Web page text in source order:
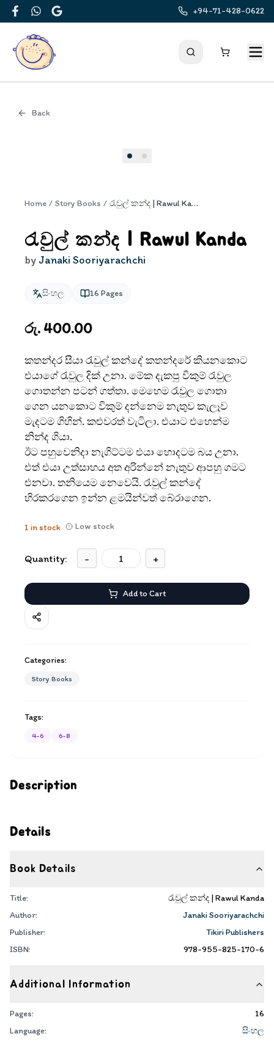
FacebookWhatsApp
Google
+94-71-428-0622
Back
Description
Details
Book Details
Title:
රැවුල් කන්ද | Rawul Kanda
Author:
Janaki Sooriyarachchi
Publisher:
Tikiri Publishers
ISBN:
978-955-825-170-6
Additional Information
Pages:
16
Language:
සිංහල
Home / Story Books / රැවුල් කන්ද | Rawul Kanda
රැවුල් කන්ද | Rawul Kanda
by Janaki Sooriyarachchi
සිංහල 16 Pages
රු. 400.00
කතන්දර සීයා රැවුල් කන්දේ කතන්දරේ කියනකොට
එයාගේ රැවුල දික් උනා. මේක දැකපු විකුම් රැවුල
ගොතන්න පටන් ගත්තා. මෙහෙම රැවුල ගොතා
ගෙන යනකොට විකුම් දන්නෙම නැතුව කැලෑව
මැදටම ගිහින්. කළුවරත් වැටිලා. එයාට එහෙන්ම
නින්ද ගියා.
ඊට පහුවෙනිදා නැගිට්ටම එයා හොදටම බය උනා.
එත් එයා උත්සාහය අත අරින්නේ නැතුව ආපහු ගමට
එනවා. තනියෙම නෙවෙයි. රැවුල් කන්දේ
හිරකරගෙන ඉන්න ළමයින්වත් බේරාගෙන.
1 in stock Low stock
Quantity: - +
Add to Cart
Categories:
Story Books
Tags:
4-6 6-8